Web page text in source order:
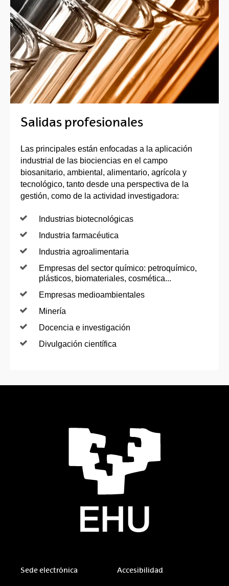
Salidas profesionales
Las principales están enfocadas a la aplicación
industrial de las biociencias en el campo
biosanitario, ambiental, alimentario, agrícola y
tecnológico, tanto desde una perspectiva de la
gestión, como de la actividad investigadora:
Industrias biotecnológicas
Industria farmacéutica
Industria agroalimentaria
Empresas del sector químico: petroquímico,
plásticos, biomateriales, cosmética...
Empresas medioambientales
Minería
Docencia e investigación
Divulgación científica
Sede electrónica Accesibilidad